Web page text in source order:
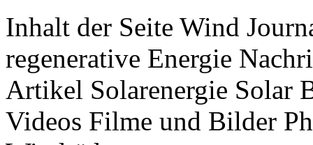
Inhalt der Seite Wind
regenerative Energie
Artikel Solarenergie Solar
Videos Filme und Bilder